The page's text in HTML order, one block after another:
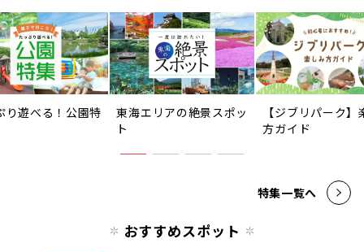
り遊べる！公園特
東海エリアの絶景スポッ
ト
【ジブリパーク】
方ガイド
特集一覧へ
おすすめスポット